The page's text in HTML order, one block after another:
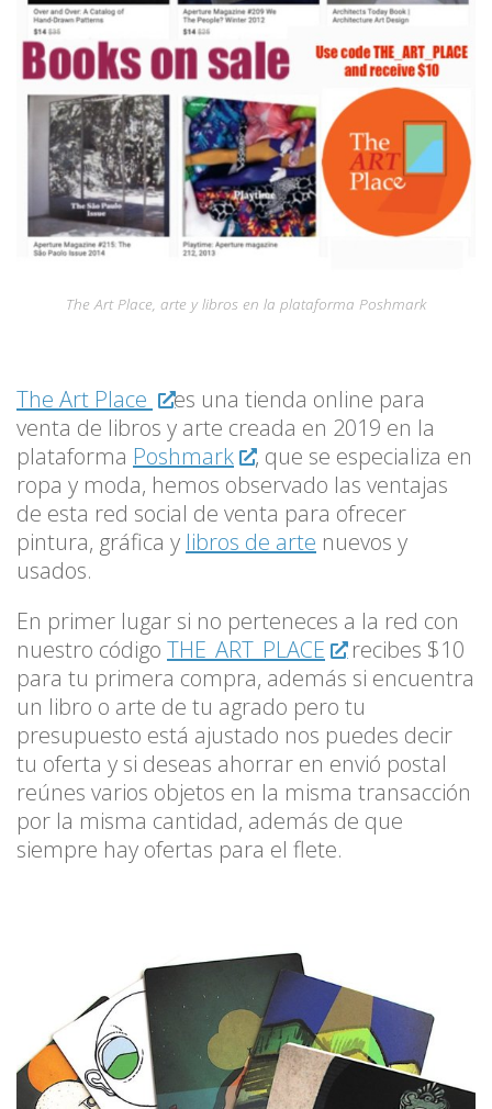
The Art Place, arte y libros en la plataforma Poshmark
The Art Place
es una tienda online para
venta de libros y arte creada en 2019 en la
plataforma Poshmark
, que se especializa en
ropa y moda, hemos observado las ventajas
de esta red social de venta para ofrecer
pintura, gráfica y libros de arte nuevos y
usados.
En primer lugar si no perteneces a la red con
nuestro código THE_ART_PLACE
recibes $10
para tu primera compra, además si encuentra
un libro o arte de tu agrado pero tu
presupuesto está ajustado nos puedes decir
tu oferta y si deseas ahorrar en envió postal
reúnes varios objetos en la misma transacción
por la misma cantidad, además de que
siempre hay ofertas para el flete.